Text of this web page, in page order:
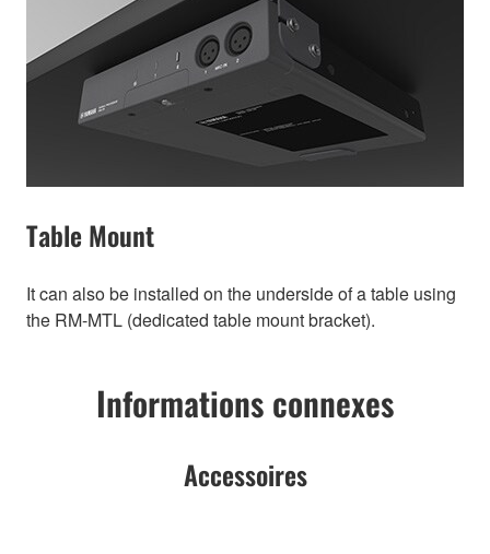
Table Mount
It can also be installed on the underside of a table using
the RM-MTL (dedicated table mount bracket).
Informations connexes
Accessoires